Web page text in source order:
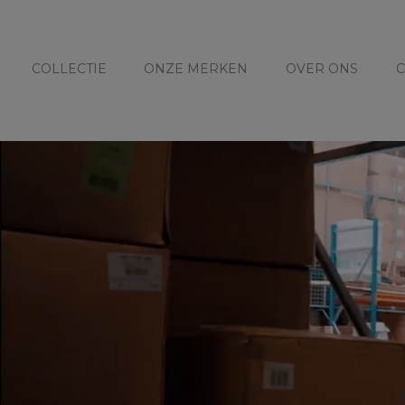
COLLECTIE ONZE MERKEN OVER ONS